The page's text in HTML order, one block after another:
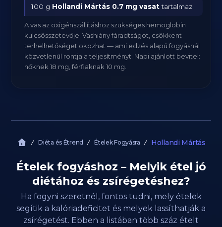
100 g Hollandi Mártás 0.7 mg vasattartalmaz.
A vas az oxigénszállításhoz szükséges hemoglobin
kulcsösszetevője. Vashiány fáradtságot, csökkent
terhelhetőséget okozhat — ami edzés alapú fogyásnál
közvetlenül rontja a teljesítményt. Napi ajánlott bevitel:
nőknek 18 mg, férfiaknak 10 mg.
Diéta és Étrend Ételek Fogyásra Hollandi Mártás
Ételek fogyáshoz – Melyik étel jó
diétához és zsírégetéshez?
Ha fogyni szeretnél, fontos tudni, mely ételek
segítik a kalóriadeficitet és melyek lassíthatják a
zsírégetést. Ebben a listában több száz ételt